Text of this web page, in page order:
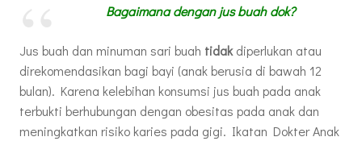
Bagaimana dengan jus buah dok?
Jus buah dan minuman sari buah tidakdiperlukan atau
direkomendasikan bagi bayi (anak berusia di bawah 12
bulan). Karena kelebihan konsumsi jus buah pada anak
terbukti berhubungan dengan obesitas pada anak dan
meningkatkan risiko karies pada gigi. Ikatan Dokter Anak